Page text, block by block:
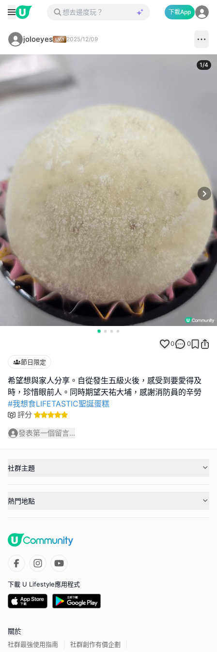
下載App
joloeyes 2025/12/09
1/4
0 0
節日限定
希望想與家人分享。自從發生五級火後，感受到要愛得及
#我想食LIFETASTIC聖誕蛋糕
評分
發表第一個留言...
社群主題
熱門地點
下載 U Lifestyle應用程式
關於
社群最強使用指南 社群創作有價企劃